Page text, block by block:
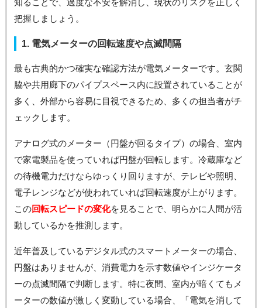
把握しましょう。
1. 電気メーターの回転速度や点滅間隔
最も古典的かつ確実な確認方法が電気メーターです。玄関
脇や共用廊下のパイプスペース内に設置されていることが
多く、外部から容易に目視できるため、多くの担当者がチ
ェックします。
アナログ式のメーター（円盤が回るタイプ）の場合、室内
で家電製品を使っていれば円盤が回転します。冷蔵庫など
の待機電力だけならゆっくり回りますが、テレビや照明、
電子レンジなどが使われていれば回転速度が上がります。
この回転スピードの変化を見ることで、明らかに人間が活
動しているかを推測します。
近年普及しているデジタル式のスマートメーターの場合、
円盤はありませんが、消費電力を示す数値やインジケータ
ーの点滅間隔で判断します。特に夜間、室内が暗くてもメ
ーターの数値が激しく変動している場合、「電気を消して